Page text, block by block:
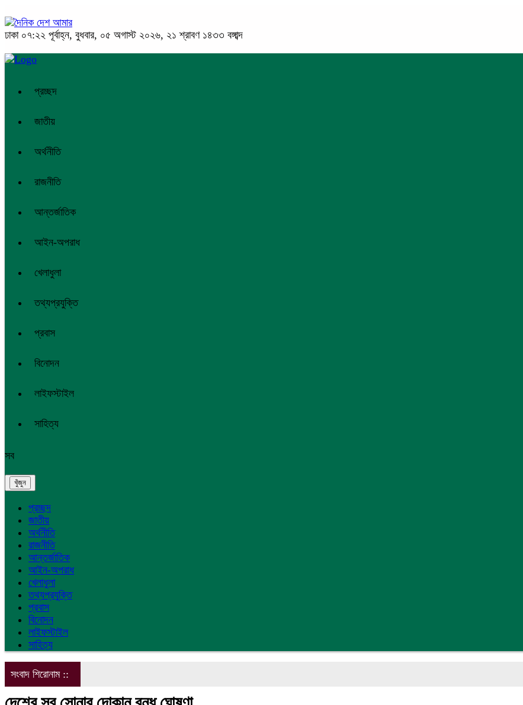
ঢাকা ০৭:২২ পূর্বাহ্ন, বুধবার, ০৫ অগাস্ট ২০২৬, ২১ শ্রাবণ ১৪৩৩ বঙ্গাব্দ
প্রচ্ছদ
জাতীয়
অর্থনীতি
রাজনীতি
আন্তর্জাতিক
আইন-অপরাধ
খেলাধুলা
তথ্যপ্রযুক্তি
প্রবাস
বিনোদন
লাইফস্টাইল
সাহিত্য
সব
প্রচ্ছদ
জাতীয়
অর্থনীতি
রাজনীতি
আন্তর্জাতিক
আইন-অপরাধ
খেলাধুলা
তথ্যপ্রযুক্তি
প্রবাস
বিনোদন
লাইফস্টাইল
সাহিত্য
সংবাদ শিরোনাম ::